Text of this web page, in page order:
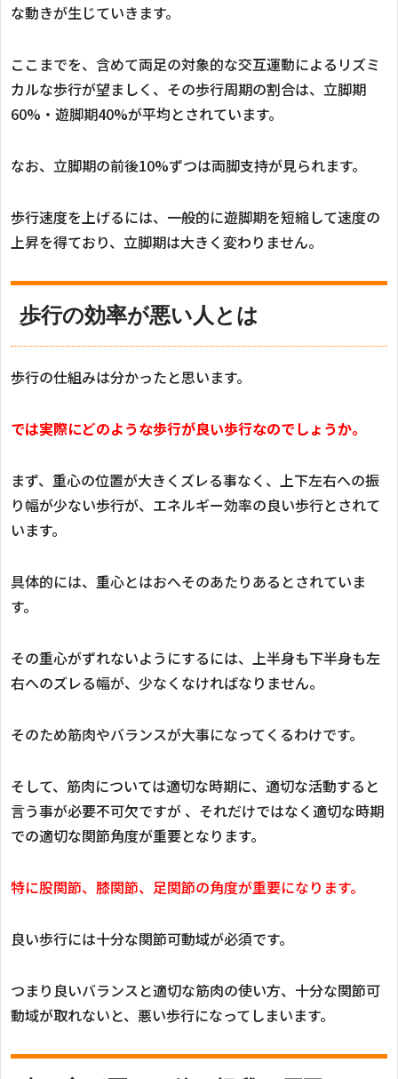
な動きが生じていきます。
ここまでを、含めて両足の対象的な交互運動によるリズミ
カルな歩行が望ましく、その歩行周期の割合は、立脚期
60% ・遊脚期40%が平均とされています。
なお、立脚期の前後10%ずつは両脚支持が見られます。
歩行速度を上げるには、一般的に遊脚期を短縮して速度の
上昇を得ており、立脚期は大きく変わりません。
歩行の効率が悪い人とは
歩行の仕組みは分かったと思います。
では実際にどのような歩行が良い歩行なのでしょうか。
まず、重心の位置が大きくズレる事なく、上下左右への振
り幅が少ない歩行が、エネルギー効率の良い歩行とされて
います。
具体的には、重心とはおへそのあたりあるとされていま
す。
その重心がずれないようにするには、上半身も下半身も左
右へのズレる幅が、少なくなければなりません。
そのため筋肉やバランスが大事になってくるわけです。
そして、筋肉については適切な時期に、適切な活動すると
言う事が必要不可欠ですが 、 それだけではなく適切な時期
での適切な関節角度が重要となります。
特に股関節、膝関節、足関節の角度が重要になります。
良い歩行には十分な関節可動域が必須です。
つまり良いバランスと適切な筋肉の使い方、十分な関節可
動域が取れないと、悪い歩行になってしまいます。